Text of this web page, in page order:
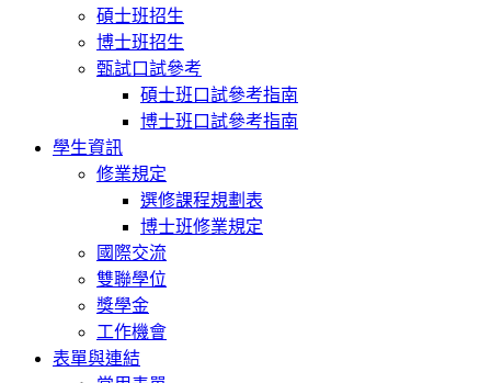
碩士班招生
博士班招生
甄試口試參考
碩士班口試參考指南
博士班口試參考指南
學生資訊
修業規定
選修課程規劃表
博士班修業規定
國際交流
雙聯學位
獎學金
工作機會
表單與連結